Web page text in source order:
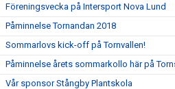
Föreningsvecka på Intersport Nova Lund
Påminnelse Tornandan 2018
Sommarlovs kick-off på Tornvallen!
Påminnelse årets sommarkollo här på
Vår sponsor Stångby Plantskola